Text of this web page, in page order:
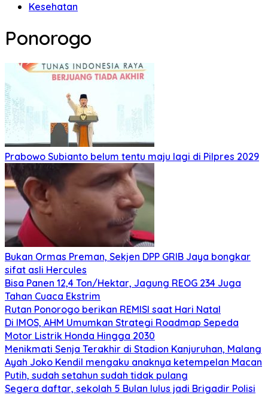
Kesehatan
Ponorogo
Prabowo Subianto belum tentu maju lagi di Pilpres 2029
Bukan Ormas Preman, Sekjen DPP GRIB Jaya bongkar
sifat asli Hercules
Bisa Panen 12,4 Ton/Hektar, Jagung REOG 234 Juga
Tahan Cuaca Ekstrim
Rutan Ponorogo berikan REMISI saat Hari Natal
Di IMOS, AHM Umumkan Strategi Roadmap Sepeda
Motor Listrik Honda Hingga 2030
Menikmati Senja Terakhir di Stadion Kanjuruhan, Malang
Ayah Joko Kendil mengaku anaknya ketempelan Macan
Putih, sudah setahun sudah tidak pulang
Segera daftar, sekolah 5 Bulan lulus jadi Brigadir Polisi